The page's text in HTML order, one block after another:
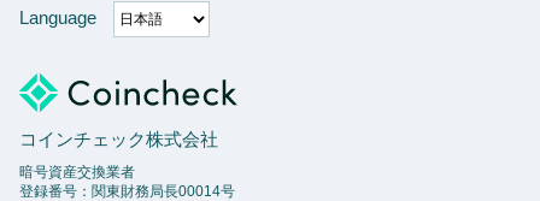
Language
コインチェック株式会社
暗号資産交換業者
登録番号：関東財務局長00014号